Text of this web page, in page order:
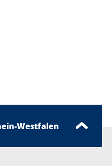
Westfalen